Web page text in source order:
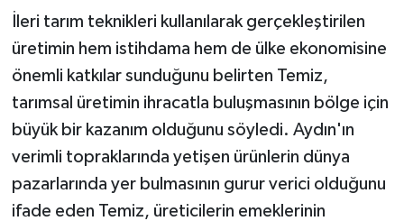
İleri tarım teknikleri kullanılarak gerçekleştirilen
üretimin hem istihdama hem de ülke ekonomisine
önemli katkılar sunduğunu belirten Temiz,
tarımsal üretimin ihracatla buluşmasının bölge için
büyük bir kazanım olduğunu söyledi. Aydın'ın
verimli topraklarında yetişen ürünlerin dünya
pazarlarında yer bulmasının gurur verici olduğunu
ifade eden Temiz, üreticilerin emeklerinin